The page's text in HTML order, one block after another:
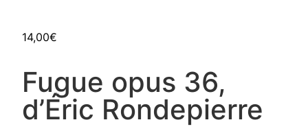
14,00€
Fugue opus 36,
d’Éric Rondepierre